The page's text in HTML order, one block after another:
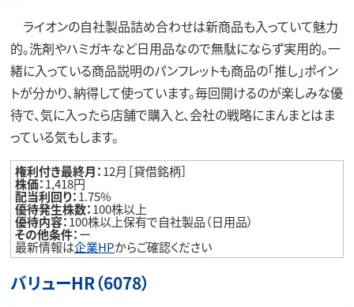
ライオンの自社製品詰め合わせは新商品も入っていて魅力
的。洗剤やハミガキなど日用品なので無駄にならず実用的。一
緒に入っている商品説明のパンフレットも商品の「推し」ポイン
トが分かり、納得して使っています。毎回開けるのが楽しみな優
待で、気に入ったら店舗で購入と、会社の戦略にまんまとはま
っている気もします。
権利付き最終月：12月［貸借銘柄］
株価：1,418円
配当利回り：1.75%
優待発生株数：100株以上
優待内容：100株以上保有で自社製品（日用品）
その他条件：ー
最新情報は企業HPからご確認ください
バリューHR（6078）